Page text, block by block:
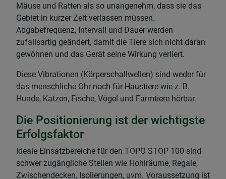
Mäuse und Ratten als so unangenehm, dass sie das
Gebiet in kurzer Zeit verlassen müssen.
Abgabefrequenz, Intervall und Dauer werden
zufallsartig geändert, damit die Tiere sich nicht daran
gewöhnen und das Gerät seine Wirkung verliert.
Diese Vibrationen (Körperschallwellen) sind weder für
das menschliche Ohr noch für Haustiere wie z. B.
Hunde, Katzen, Fische, Vögel und Farmtiere hörbar.
Die Positionierung ist der wichtigste
Erfolgsfaktor
Ideale Einsatzbereiche für den TOPO STOP 100 sind
schwer zugängliche Stellen wie Hohlräume, Regale,
Zwischendecken, Isolierungen, uvm. Voraussetzung ist